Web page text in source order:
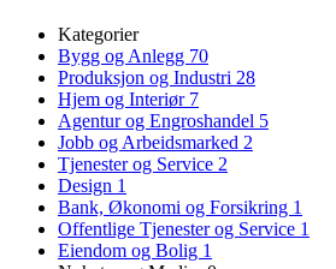
Kategorier
Bygg og Anlegg 70
Produksjon og Industri 28
Hjem og Interiør 7
Agentur og Engroshandel 5
Jobb og Arbeidsmarked 2
Tjenester og Service 2
Design 1
Bank, Økonomi og Forsikring 1
Offentlige Tjenester og Service 1
Eiendom og Bolig 1